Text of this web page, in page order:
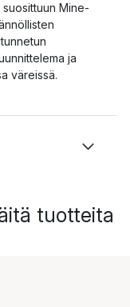
Mine-
ja
väreissä.
tuotteita